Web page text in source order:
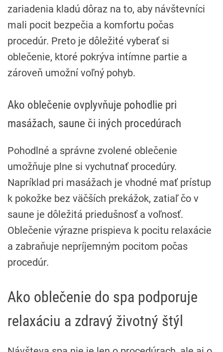
zariadenia kladú dôraz na to, aby návštevníci
mali pocit bezpečia a komfortu počas
procedúr. Preto je dôležité vyberať si
oblečenie, ktoré pokrýva intímne partie a
zároveň umožní voľný pohyb.
Ako oblečenie ovplyvňuje pohodlie pri
masážach, saune či iných procedúrach
Pohodlné a správne zvolené oblečenie
umožňuje plne si vychutnať procedúry.
Napríklad pri masážach je vhodné mať prístup
k pokožke bez väčších prekážok, zatiaľ čo v
saune je dôležitá priedušnosť a voľnosť.
Oblečenie výrazne prispieva k pocitu relaxácie
a zabraňuje nepríjemným pocitom počas
procedúr.
Ako oblečenie do spa podporuje
relaxáciu a zdravý životný štýl